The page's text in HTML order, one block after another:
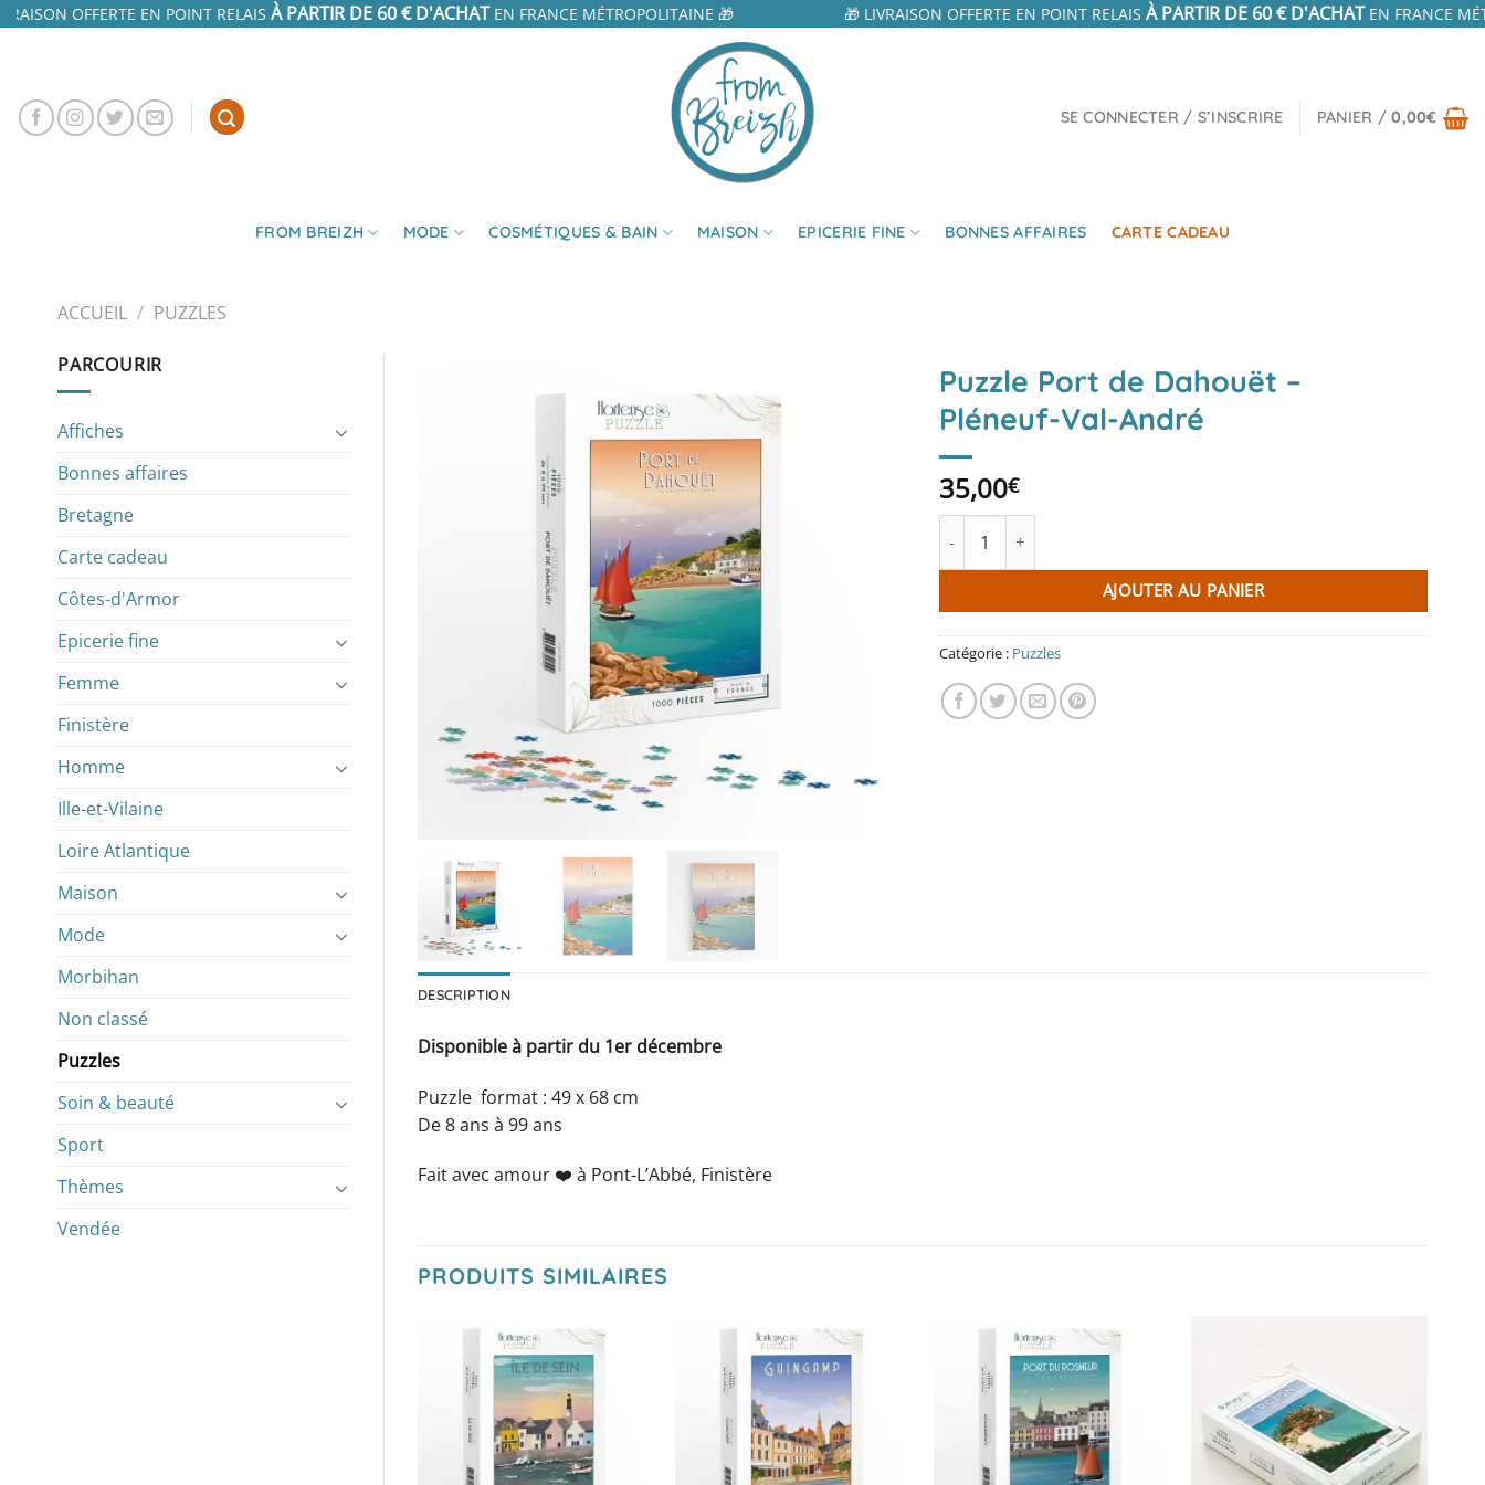
Passer OFFERTE EN POINT RELAISÀ PARTIR DE 60 € D'ACHATEN FRANCE MÉTROPOLITAINE 🎁 🎁 LIVRAISON OFFERTE EN POINT RELAISÀ PARTIR DE 60 € D'ACHATEN FRANCE
SE CONNECTER / S’INSCRIRE PANIER /0,00€
FROM BREIZH MODE COSMÉTIQUES & BAIN MAISON EPICERIE FINE BONNES AFFAIRES CARTE CADEAU
ACCUEIL / PUZZLES
PARCOURIR
Affiches
Bonnes affaires
Bretagne
Carte cadeau
Côtes-d'Armor
Epicerie fine
Femme
Finistère
Homme
Ille-et-Vilaine
Loire Atlantique
Maison
Mode
Morbihan
Non classé
Puzzles
Soin & beauté
Sport
Thèmes
Vendée
Puzzle Port de Dahouët –
Pléneuf-Val-André
35,00€
AJOUTER AU PANIER
Catégorie : Puzzles
DESCRIPTION
Disponible à partir du 1er décembre
Puzzle format : 49 x 68 cm
De 8 ans à 99 ans
Fait avec amour ❤️️ à Pont-L’Abbé, Finistère
PRODUITS SIMILAIRES